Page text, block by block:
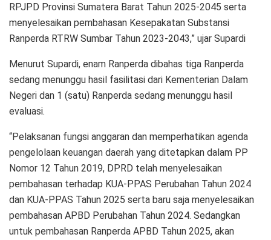
RPJPD Provinsi Sumatera Barat Tahun 2025-2045 serta
menyelesaikan pembahasan Kesepakatan Substansi
Ranperda RTRW Sumbar Tahun 2023-2043,” ujar Supardi
Menurut Supardi, enam Ranperda dibahas tiga Ranperda
sedang menunggu hasil fasilitasi dari Kementerian Dalam
Negeri dan 1 (satu) Ranperda sedang menunggu hasil
evaluasi.
“Pelaksanan fungsi anggaran dan memperhatikan agenda
pengelolaan keuangan daerah yang ditetapkan dalam PP
Nomor 12 Tahun 2019, DPRD telah menyelesaikan
pembahasan terhadap KUA-PPAS Perubahan Tahun 2024
dan KUA-PPAS Tahun 2025 serta baru saja menyelesaikan
pembahasan APBD Perubahan Tahun 2024. Sedangkan
untuk pembahasan Ranperda APBD Tahun 2025, akan